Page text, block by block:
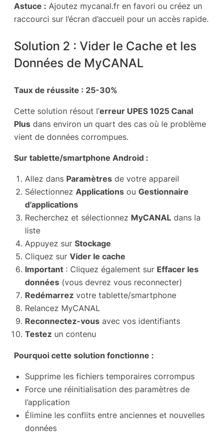
Astuce : Ajoutez mycanal.fr en favori ou créez un
raccourci sur l’écran d’accueil pour un accès rapide.
Solution 2 : Vider le Cache et les
Données de MyCANAL
Taux de réussite : 25-30%
Cette solution résout l’erreur UPES 1025 Canal
Plus dans environ un quart des cas où le problème
vient de données corrompues.
Sur tablette/smartphone Android :
Allez dans Paramètres de votre appareil
Sélectionnez Applications ou Gestionnaire
d’applications
Recherchez et sélectionnez MyCANAL dans la
liste
Appuyez sur Stockage
Cliquez sur Vider le cache
Important : Cliquez également sur Effacer les
données (vous devrez vous reconnecter)
Redémarrez votre tablette/smartphone
Relancez MyCANAL
Reconnectez-vous avec vos identifiants
Testez un contenu
Pourquoi cette solution fonctionne :
Supprime les fichiers temporaires corrompus
Force une réinitialisation des paramètres de
l’application
Élimine les conflits entre anciennes et nouvelles
données